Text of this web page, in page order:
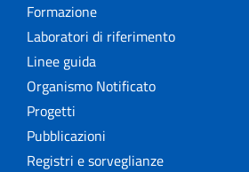
Formazione
Laboratori di riferimento
Linee guida
Organismo Notificato
Progetti
Pubblicazioni
Registri e sorveglianze